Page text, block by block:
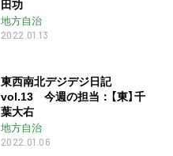
田功
地方自治
2022.01.13
東西南北デジデジ日記
vol.13 今週の担当：【東】千
葉大右
地方自治
2022.01.06